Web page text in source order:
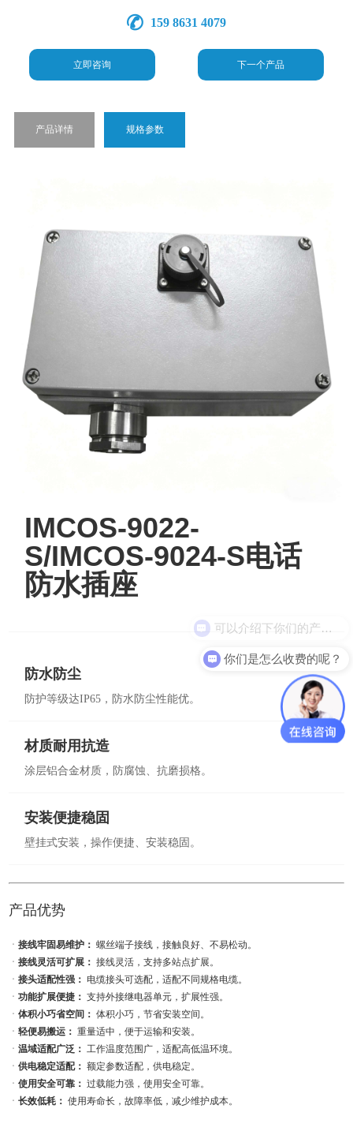
159 8631 4079
立即咨询 下一个产品
产品详情 规格参数
IMCOS-9022-
S/IMCOS-9024-S电话
防水插座
防水防尘
防护等级达IP65，防水防尘性能优。
材质耐用抗造
涂层铝合金材质，防腐蚀、抗磨损格。
安装便捷稳固
壁挂式安装，操作便捷、安装稳固。
产品优势
ㆍ接线牢固易维护： 螺丝端子接线，接触良好、不易松动。
ㆍ接线灵活可扩展： 接线灵活，支持多站点扩展。
ㆍ接头适配性强： 电缆接头可选配，适配不同规格电缆。
ㆍ功能扩展便捷： 支持外接继电器单元，扩展性强。
ㆍ体积小巧省空间： 体积小巧，节省安装空间。
ㆍ轻便易搬运： 重量适中，便于运输和安装。
ㆍ温域适配广泛： 工作温度范围广，适配高低温环境。
ㆍ供电稳定适配： 额定参数适配，供电稳定。
ㆍ使用安全可靠： 过载能力强，使用安全可靠。
ㆍ长效低耗： 使用寿命长，故障率低，减少维护成本。
你们是怎么收费的呢？